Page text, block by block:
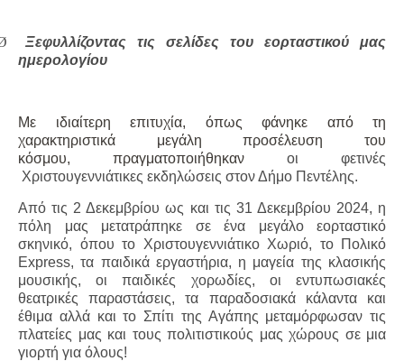
Ξεφυλλίζοντας τις σελίδες του εορταστικού μας
ημερολογίου
Με ιδιαίτερη επιτυχία, όπως φάνηκε από τη
χαρακτηριστικά μεγάλη προσέλευση του
κόσμου, πραγματοποιήθηκαν oι φετινές
Χριστουγεννιάτικες εκδηλώσεις στον Δήμο Πεντέλης.
Από τις 2 Δεκεμβρίου ως και τις 31 Δεκεμβρίου 2024, η
πόλη μας μετατράπηκε σε ένα μεγάλο εορταστικό
σκηνικό, όπου το Χριστουγεννιάτικο Χωριό, το Πολικό
Express, τα παιδικά εργαστήρια, η μαγεία της κλασικής
μουσικής, οι παιδικές χορωδίες, οι εντυπωσιακές
θεατρικές παραστάσεις, τα παραδοσιακά κάλαντα και
έθιμα αλλά και το Σπίτι της Αγάπης μεταμόρφωσαν τις
πλατείες μας και τους πολιτιστικούς μας χώρους σε μια
γιορτή για όλους!